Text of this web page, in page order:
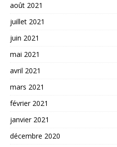
août 2021
juillet 2021
juin 2021
mai 2021
avril 2021
mars 2021
février 2021
janvier 2021
décembre 2020